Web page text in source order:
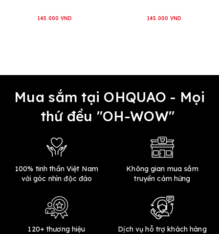
145.000 VND 145.000 VND
Mua sắm tại OHQUAO - Mọi
thứ đều "OH-WOW"
100% tinh thần Việt Nam
với góc nhìn độc đáo
Không gian mua sắm
truyền cảm hứng
120+ thương hiệu
Dịch vụ hỗ trợ khách hàng